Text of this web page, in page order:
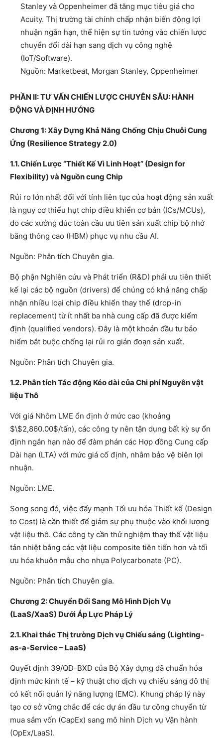
Stanley và Oppenheimer đã tăng mục tiêu giá cho
Acuity. Thị trường tài chính chấp nhận biến động lợi
nhuận ngắn hạn, thể hiện sự tin tưởng vào chiến lược
chuyển đổi dài hạn sang dịch vụ công nghệ
(IoT/Software).
Nguồn: Marketbeat, Morgan Stanley, Oppenheimer
PHẦN II: TƯ VẤN CHIẾN LƯỢC CHUYÊN SÂU: HÀNH
ĐỘNG VÀ ĐỊNH HƯỚNG
Chương 1: Xây Dựng Khả Năng Chống Chịu Chuỗi Cung
Ứng (Resilience Strategy 2.0)
1.1. Chiến Lược “Thiết Kế Vì Linh Hoạt” (Design for
Flexibility) và Nguồn cung Chip
Rủi ro lớn nhất đối với tính liên tục của hoạt động sản xuất
là nguy cơ thiếu hụt chip điều khiển cơ bản (ICs/MCUs),
do các xưởng đúc toàn cầu ưu tiên sản xuất chip bộ nhớ
băng thông cao (HBM) phục vụ nhu cầu AI.
Nguồn: Phân tích Chuyên gia.
Bộ phận Nghiên cứu và Phát triển (R&D) phải ưu tiên thiết
kế lại các bộ nguồn (drivers) để chúng có khả năng chấp
nhận nhiều loại chip điều khiển thay thế (drop-in
replacement) từ ít nhất ba nhà cung cấp đã được kiểm
định (qualified vendors). Đây là một khoản đầu tư bảo
hiểm bắt buộc chống lại rủi ro gián đoạn sản xuất.
Nguồn: Phân tích Chuyên gia.
1.2. Phân tích Tác động Kéo dài của Chi phí Nguyên vật
liệu Thô
Với giá Nhôm LME ổn định ở mức cao (khoảng
$\$2,860.00$/tấn), các công ty nên tận dụng bất kỳ sự ổn
định ngắn hạn nào để đàm phán các Hợp đồng Cung cấp
Dài hạn (LTA) với mức giá cố định, nhằm bảo vệ biên lợi
nhuận.
Nguồn: LME.
Song song đó, việc đẩy mạnh Tối ưu hóa Thiết kế (Design
to Cost) là cần thiết để giảm sự phụ thuộc vào khối lượng
vật liệu thô. Các công ty cần thử nghiệm thay thế vật liệu
tản nhiệt bằng các vật liệu composite tiên tiến hơn và tối
ưu hóa khuôn mẫu cho nhựa Polycarbonate (PC).
Nguồn: Phân tích Chuyên gia.
Chương 2: Chuyển Đổi Sang Mô Hình Dịch Vụ
(LaaS/XaaS) Dưới Áp Lực Pháp Lý
2.1. Khai thác Thị trường Dịch vụ Chiếu sáng (Lighting-
as-a-Service – LaaS)
Quyết định 39/QĐ-BXD của Bộ Xây dựng đã chuẩn hóa
định mức kinh tế – kỹ thuật cho dịch vụ chiếu sáng đô thị
có kết nối quản lý năng lượng (EMC). Khung pháp lý này
tạo cơ sở vững chắc để các dự án đầu tư công chuyển từ
mua sắm vốn (CapEx) sang mô hình Dịch vụ Vận hành
(OpEx/LaaS).